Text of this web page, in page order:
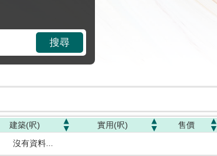
搜尋
建築(呎) 實用(呎) 售價
沒有資料...